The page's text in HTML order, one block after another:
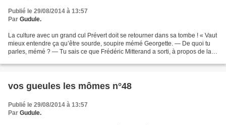
Publié le 29/08/2014 à 13:57
Par Gudule.
La culture avec un grand cul Prévert doit se retourner dans sa tombe ! « Vaut
mieux entendre ça qu’être sourde, soupire mémé Georgette. — De quoi tu
parles, mémé ? — Tu sais ce que Frédéric Mitterand a sorti, à propos de la
vos gueules les mômes n°48
Publié le 29/08/2014 à 13:57
Par Gudule.